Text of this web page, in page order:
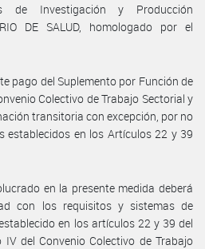
de Investigación y Producción
DE SALUD, homologado por el
pago del Suplemento por Función de
Colectivo de Trabajo Sectorial y
transitoria con excepción, por no
establecidos en los Artículos 22 y 39
en la presente medida deberá
con los requisitos y sistemas de
en los artículos 22 y 39 del
del Convenio Colectivo de Trabajo